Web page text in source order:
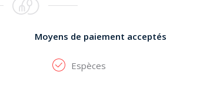
Moyens de paiement acceptés
Espèces